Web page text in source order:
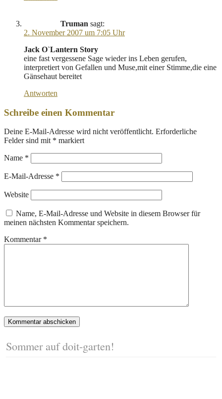
Truman sagt:
2. November 2007 um 7:05 Uhr
Jack O`Lantern Story
eine fast vergessene Sage wieder ins Leben gerufen,
interpretiert von Gefallen und Muse,mit einer Stimme,die eine
Gänsehaut bereitet
Antworten
Schreibe einen Kommentar
Deine E-Mail-Adresse wird nicht veröffentlicht. Erforderliche
Felder sind mit * markiert
Name *
E-Mail-Adresse *
Website
Name, E-Mail-Adresse und Website in diesem Browser für
meinen nächsten Kommentar speichern.
Kommentar *
Sommer auf doit-garten!